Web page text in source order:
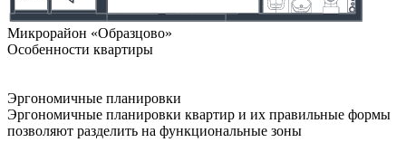
Микрорайон «Образцово»
Особенности квартиры
Эргономичные планировки
Эргономичные планировки квартир и их правильные формы
позволяют разделить на функциональные зоны